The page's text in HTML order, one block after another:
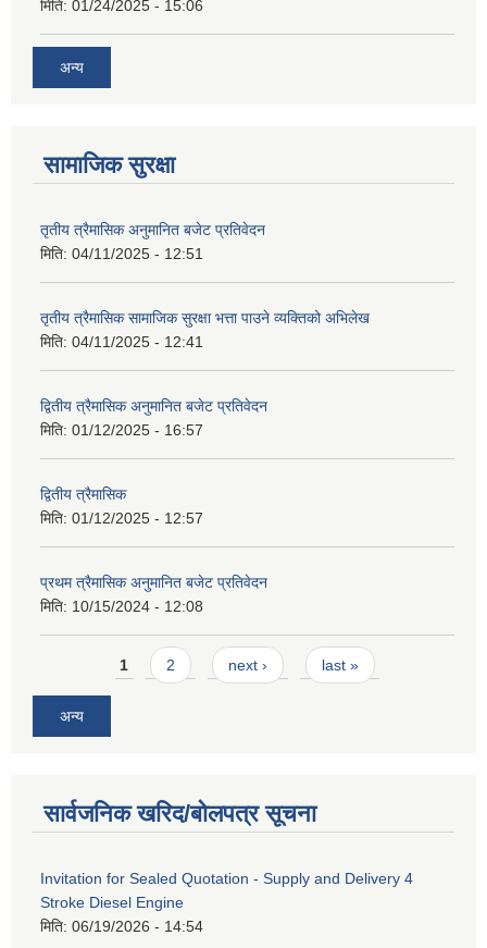
मिति: 01/24/2025 - 15:06
अन्य
सामाजिक सुरक्षा
तृतीय त्रैमासिक अनुमानित बजेट प्रतिवेदन
मिति: 04/11/2025 - 12:51
तृतीय त्रैमासिक सामाजिक सुरक्षा भत्ता पाउने व्यक्तिको अभिलेख
मिति: 04/11/2025 - 12:41
द्वितीय त्रैमासिक अनुमानित बजेट प्रतिवेदन
मिति: 01/12/2025 - 16:57
द्वितीय त्रैमासिक
मिति: 01/12/2025 - 12:57
प्रथम त्रैमासिक अनुमानित बजेट प्रतिवेदन
मिति: 10/15/2024 - 12:08
Pages1 2 next › last »
अन्य
सार्वजनिक खरिद/बोलपत्र सूचना
Invitation for Sealed Quotation - Supply and Delivery 4
Stroke Diesel Engine
मिति: 06/19/2026 - 14:54